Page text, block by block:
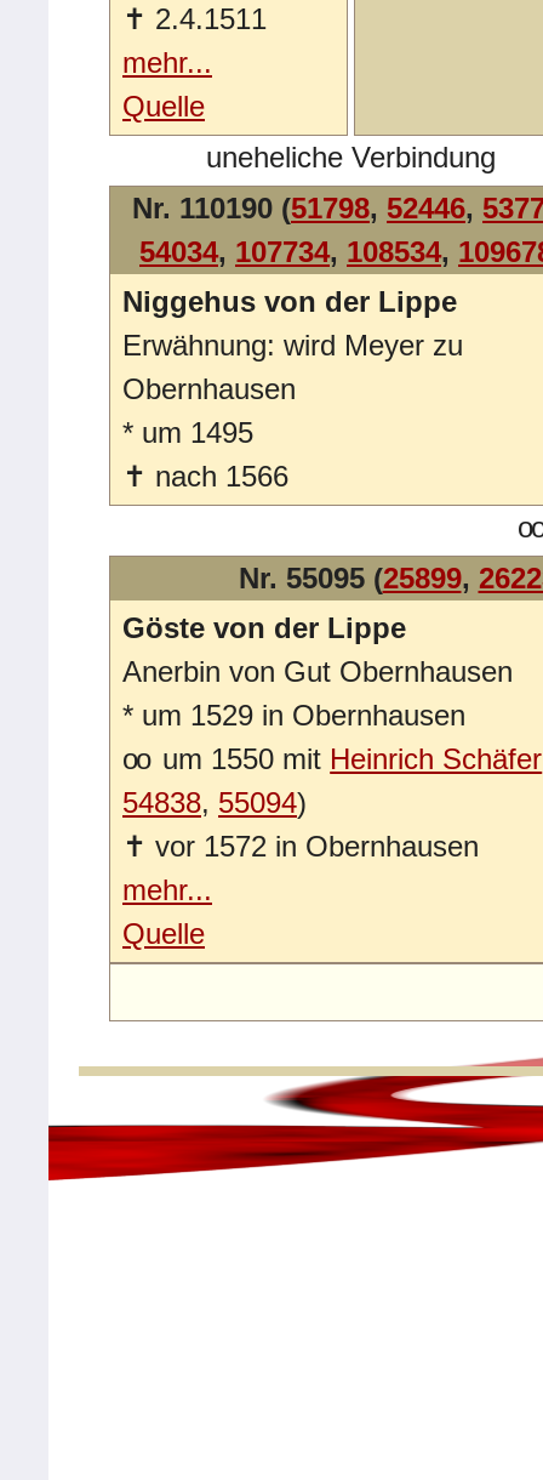
✝ 2.4.1511
mehr...
Quelle
uneheliche Verbindung
Nr. 110190 (51798, 52446,
54034, 107734, 108534,
Niggehus von der Lippe
Erwähnung: wird Meyer zu
Obernhausen
* um 1495
✝ nach 1566
oo
Nr. 55095 (25899,
Göste von der Lippe
Anerbin von Gut Obernhausen
* um 1529 in Obernhausen
oo um 1550 mit Heinrich Schäfer
54838, 55094)
✝ vor 1572 in Obernhausen
mehr...
Quelle